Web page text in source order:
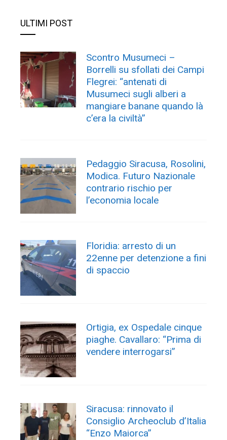
ULTIMI POST
Scontro Musumeci –
Borrelli su sfollati dei Campi
Flegrei: “antenati di
Musumeci sugli alberi a
mangiare banane quando là
c’era la civiltà”
Pedaggio Siracusa, Rosolini,
Modica. Futuro Nazionale
contrario rischio per
l’economia locale
Floridia: arresto di un
22enne per detenzione a fini
di spaccio
Ortigia, ex Ospedale cinque
piaghe. Cavallaro: “Prima di
vendere interrogarsi”
Siracusa: rinnovato il
Consiglio Archeoclub d’Italia
“Enzo Maiorca”